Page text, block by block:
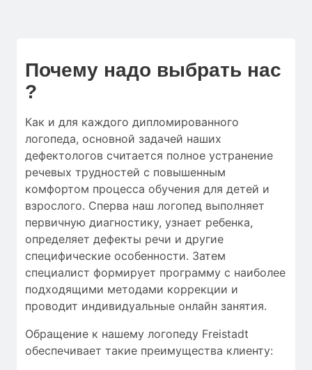
Почему надо выбрать нас
?
Как и для каждого дипломированного
логопеда, основной задачей наших
дефектологов считается полное устранение
речевых трудностей с повышенным
комфортом процесса обучения для детей и
взрослого. Сперва наш логопед выполняет
первичную диагностику, узнает ребенка,
определяет дефекты речи и другие
специфические особенности. Затем
специалист формирует программу с наиболее
подходящими методами коррекции и
проводит индивидуальные онлайн занятия.
Обращение к нашему логопеду Freistadt
обеспечивает такие преимущества клиенту: